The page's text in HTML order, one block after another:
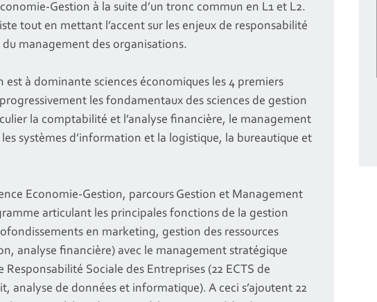
Gestion à la suite d’un tronc commun en L1 et L2.
tout en mettant l’accent sur les enjeux de responsabilité
management des organisations.
est à dominante sciences économiques les 4 premiers
les fondamentaux des sciences de gestion
la comptabilité et l’analyse financière, le management
systèmes d’information et la logistique, la bureautique et
Economie-Gestion, parcours Gestion et Management
articulant les principales fonctions de la gestion
en marketing, gestion des ressources
analyse financière) avec le management stratégique
Sociale des Entreprises (22 ECTS de
analyse de données et informatique). A ceci s’ajoutent 22